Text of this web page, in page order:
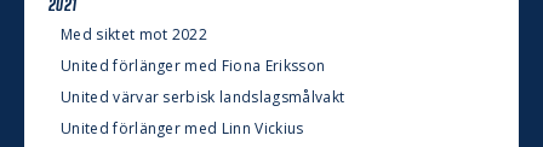
Med siktet mot 2022
United förlänger med Fiona Eriksson
United värvar serbisk landslagsmålvakt
United förlänger med Linn Vickius